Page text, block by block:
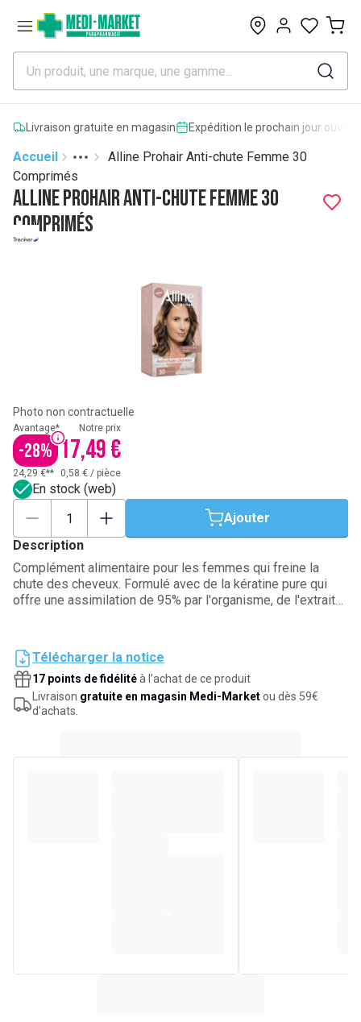
0
Livraison gratuite en magasin Expédition le prochain jour
Accueil
More
Toggle menu
Alline Prohair Anti-chute Femme 30
Comprimés
Alline Prohair Anti-chute Femme 30
Comprimés
Photo non contractuelle
Avantage*
-28%
Notre prix
17,49 €
24,29 €** 0,58 € / pièce
En stock (web)
Ajouter
Description
Complément alimentaire pour les femmes qui freine la
chute des cheveux. Formulé avec de la kératine pure qui
offre une assimilation de 95% par l'organisme, de l'extrait
un trio de minéraux (zinc, fer et cuivre). Les résultats
visibles sont l'amélioration de la qualité du cheveu avec
moins de perte, des cheveux plus brillants et plus
résistants.
Télécharger la notice
17 points de fidélitéà l’achat de ce produit
Livraison gratuite en magasin Medi-Marketou dès 59€
d’achats.